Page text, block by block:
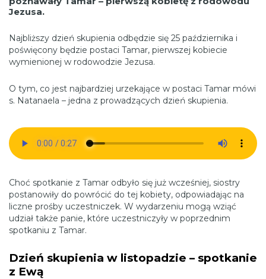
Jezusa.
Najbliższy dzień skupienia odbędzie się 25 października i
poświęcony będzie postaci Tamar, pierwszej kobiecie
wymienionej w rodowodzie Jezusa.
O tym, co jest najbardziej urzekające w postaci Tamar mówi
s. Natanaela – jedna z prowadzących dzień skupienia.
Choć spotkanie z Tamar odbyło się już wcześniej, siostry
postanowiły do powrócić do tej kobiety, odpowiadając na
liczne prośby uczestniczek. W wydarzeniu mogą wziąć
udział także panie, które uczestniczyły w poprzednim
spotkaniu z Tamar.
Dzień skupienia w listopadzie – spotkanie
z Ewą